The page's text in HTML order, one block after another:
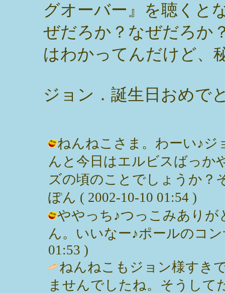
グオーバー』を聴くと
ぜだろか？なぜだろか
はわかってんだけど、
ジョン．誕生日おめで
ねんねこさま。わーい♪ジ
んと今日はエルビスばっか
ズの頃のことでしょうか？
ぽん ( 2002-10-10 01:54 )
ややっち♪つっこみありが
ん。いいなー♪ポールのコ
01:53 )
ねんねこもジョン様すき
ませんでしたね。そうして